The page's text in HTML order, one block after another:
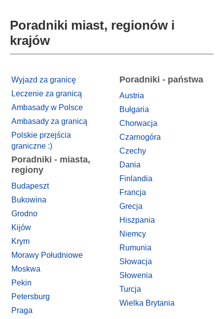
Poradniki miast, regionów i
krajów
Wyjazd za granicę
Leczenie za granicą
Ambasady w Polsce
Ambasady za granicą
Polskie przejścia
graniczne :)
Poradniki - miasta,
regiony
Budapeszt
Bukowina
Grodno
Kijów
Krym
Morawy Południowe
Moskwa
Pekin
Petersburg
Praga
Poradniki - państwa
Austria
Bułgaria
Chorwacja
Czarnogóra
Czechy
Dania
Finlandia
Francja
Grecja
Hiszpania
Niemcy
Rumunia
Słowacja
Słowenia
Turcja
Wielka Brytania